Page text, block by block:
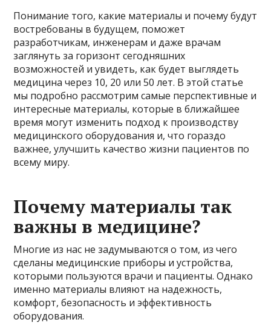
Понимание того, какие материалы и почему будут
востребованы в будущем, поможет
разработчикам, инженерам и даже врачам
заглянуть за горизонт сегодняшних
возможностей и увидеть, как будет выглядеть
медицина через 10, 20 или 50 лет. В этой статье
мы подробно рассмотрим самые перспективные и
интересные материалы, которые в ближайшее
время могут изменить подход к производству
медицинского оборудования и, что гораздо
важнее, улучшить качество жизни пациентов по
всему миру.
Почему материалы так
важны в медицине?
Многие из нас не задумываются о том, из чего
сделаны медицинские приборы и устройства,
которыми пользуются врачи и пациенты. Однако
именно материалы влияют на надежность,
комфорт, безопасность и эффективность
оборудования.